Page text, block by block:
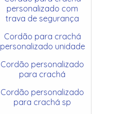
personalizado com
trava de segurança
Cordão para crachá
personalizado unidade
Cordão personalizado
para crachá
Cordão personalizado
para crachá sp